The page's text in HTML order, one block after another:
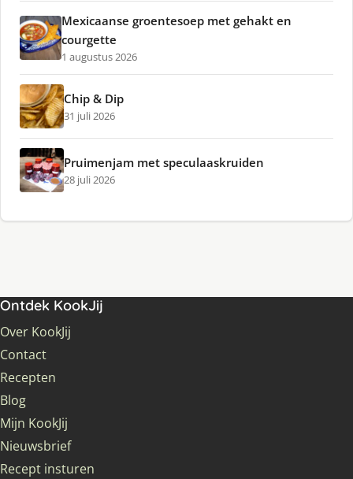
Mexicaanse groentesoep met gehakt en
courgette
1 augustus 2026
Chip & Dip
31 juli 2026
Pruimenjam met speculaaskruiden
28 juli 2026
Ontdek KookJij
Over KookJij
Contact
Recepten
Blog
Mijn KookJij
Nieuwsbrief
Recept insturen